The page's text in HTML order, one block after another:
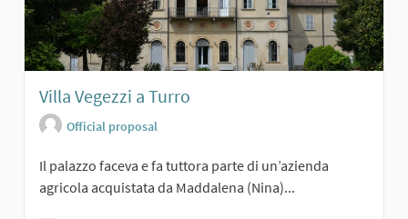
Villa Vegezzi a Turro
Official proposal
Il palazzo faceva e fa tuttora parte di un’azienda
agricola acquistata da Maddalena (Nina)...